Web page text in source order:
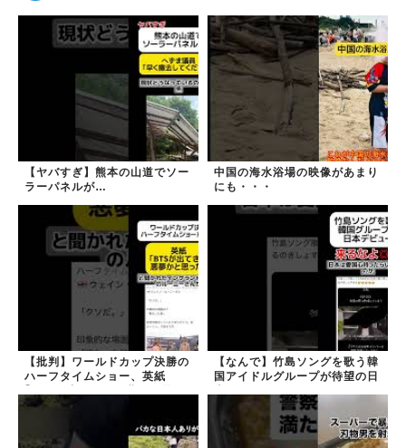
【ヤバすぎ】熊本の山道でソー
ラーパネルが…
中国の海水浴場の映像があまり
にも・・・
【批判】ワールドカップ決勝の
ハーフタイムショー、英紙
た｣
【なんで】竹島ソングを歌う韓
国アイドルグループが待望の日